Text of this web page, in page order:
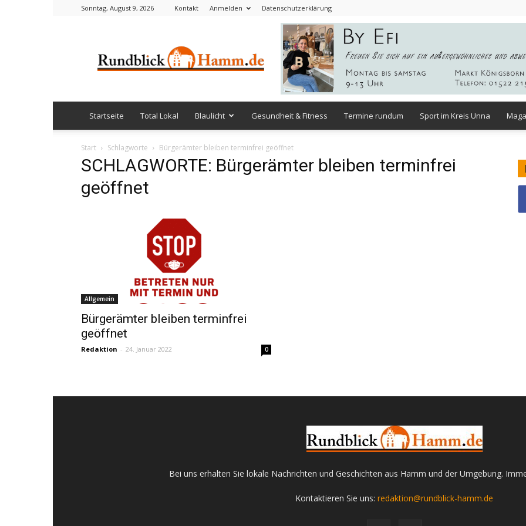
Sonntag, August 9, 2026 Kontakt Anmelden Datenschutzerklärung
Startseite Total Lokal Blaulicht Gesundheit & Fitness Termine rundum Sport im Kreis Unna
Start Schlagworte Bürgerämter bleiben terminfrei geöffnet
SCHLAGWORTE: Bürgerämter bleiben terminfrei
geöffnet
Allgemein
Bürgerämter bleiben terminfrei
geöffnet
Redaktion - 24. Januar 2022 0
Bei uns erhalten Sie lokale Nachrichten und Geschichten aus Hamm und der Umgebung.
Kontaktieren Sie uns:redaktion@rundblick-hamm.de